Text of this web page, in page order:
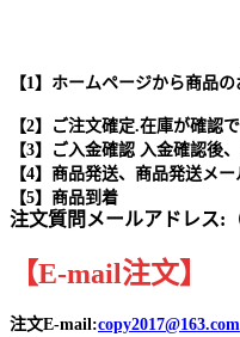
【1】ホームページから商品
【2】ご注文確定.在庫が確認
【3】ご入金確認 入金確認後
【4】商品発送、商品発送メ
【5】商品到着
注文質問メールアドレス:
【E-mail注文】
注文E-mail:copy2017@163.com